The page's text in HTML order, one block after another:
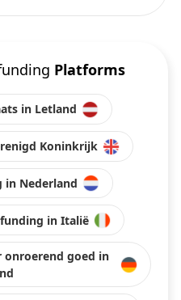
Platforms
in Letland
Koninkrijk
in Nederland
in Italië
onroerend goed in